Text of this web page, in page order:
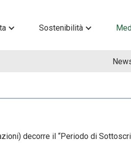
Sostenibilità
decorre il “Periodo di